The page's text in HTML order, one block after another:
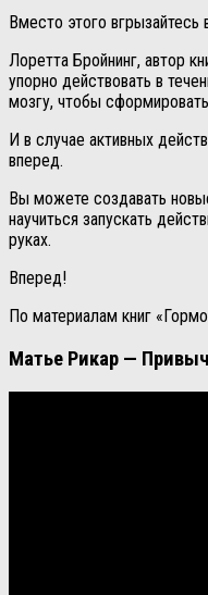
Вместо этого вгрызайтесь
Лоретта Бройнинг, автор
упорно действовать в
мозгу, чтобы
И в случае активных
вперед.
Вы можете создавать
научиться запускать
руках.
Вперед!
По материалам книг
Матье Рикар —